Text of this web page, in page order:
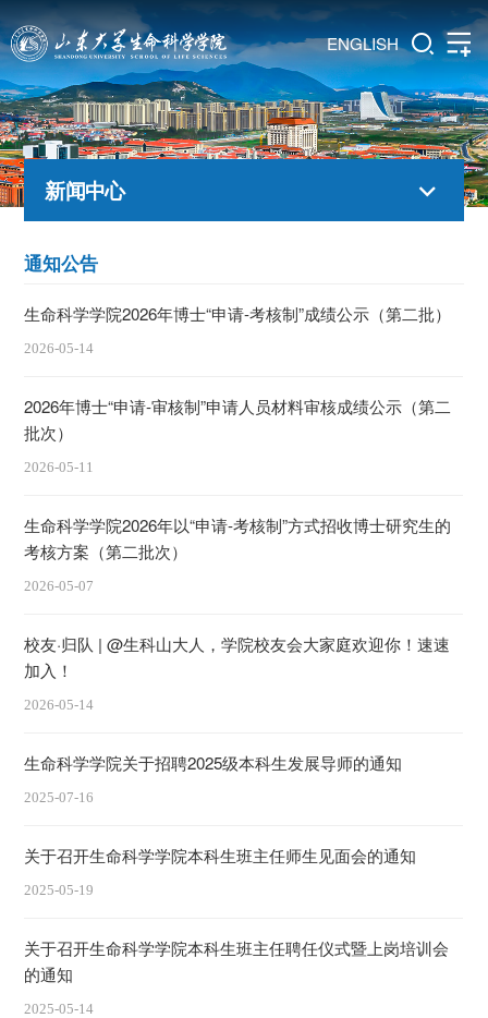
ENGLISH
新闻中心
通知公告
生命科学学院2026年博士“申请-考核制”成绩公示（第二批）
2026-05-14
​2026年博士“申请-审核制”申请人员材料审核成绩公示（第二
批次）
2026-05-11
生命科学学院2026年以“申请-考核制”方式招收博士研究生的
考核方案（第二批次）
2026-05-07
校友·归队 | @生科山大人，学院校友会大家庭欢迎你！速速
加入！
2026-05-14
生命科学学院关于招聘2025级本科生发展导师的通知
2025-07-16
关于召开生命科学学院本科生班主任师生见面会的通知
2025-05-19
关于召开生命科学学院本科生班主任聘任仪式暨上岗培训会
的通知
2025-05-14